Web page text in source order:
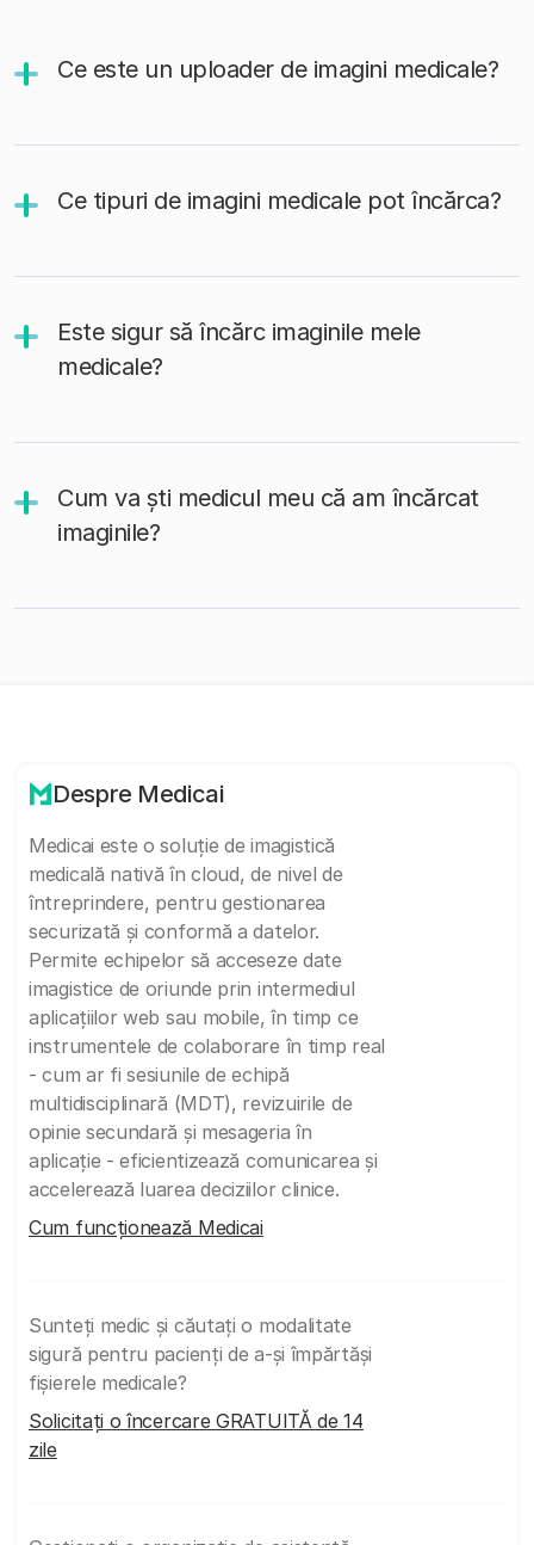
Ce este un uploader de imagini medicale?
Ce tipuri de imagini medicale pot încărca?
Este sigur să încărc imaginile mele
medicale?
Cum va ști medicul meu că am încărcat
imaginile?
Despre Medicai
Medicai este o soluție de imagistică
medicală nativă în cloud, de nivel de
întreprindere, pentru gestionarea
securizată și conformă a datelor.
Permite echipelor să acceseze date
imagistice de oriunde prin intermediul
aplicațiilor web sau mobile, în timp ce
instrumentele de colaborare în timp real
- cum ar fi sesiunile de echipă
multidisciplinară (MDT), revizuirile de
opinie secundară și mesageria în
aplicație - eficientizează comunicarea și
accelerează luarea deciziilor clinice.
Cum funcționează Medicai
Sunteți medic și căutați o modalitate
sigură pentru pacienți de a-și împărtăși
fișierele medicale?
Solicitați o încercare GRATUITĂ de 14
zile